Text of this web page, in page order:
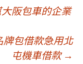
阪包車的企業
包借款急用北
屯機車借款 →